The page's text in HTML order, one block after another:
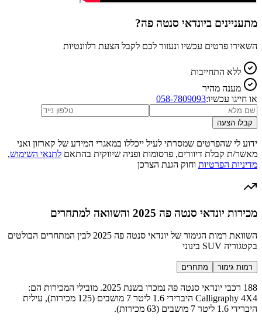
מתעניינים ביונדאי סנטה פה?
השאירו פרטים עכשיו ונעזור לכם לקבל הצעת רלוונטיות
ללא התחייבות
מענה מהיר
או חייגו עכשיו:058-7809093
קבלו הצעה
ידוע לי שהפרטים שמסרתי לעיל ייכללו במאגרי המידע של קארזון ואני
מאשר/ת קבלת דיוורים, פרסומות ופניה שיווקית בהתאם לתנאי השימוש,
מדיניות הפרטיות וחוק הגנת הצרכן
מכירות יונדאי סנטה פה 2025 והשוואה למתחרים
השוואת רמות הגימור של יונדאי סנטה פה 2025 לבין המתחרים הבולטים
בקטגוריה SUV בינוני
רמות גימור מתחרים
188 רכבי יונדאי סנטה פה נמכרו בשנת 2025. מובילי המכירות הם:
Calligraphy 4X4 היברידי 1.6 ליטר 7 מושבים (125 מכירות), עילית
היברידי 1.6 ליטר 7 מושבים (63 מכירות).